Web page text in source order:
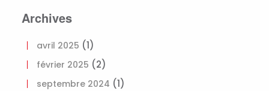
Archives
avril 2025 (1)
février 2025 (2)
septembre 2024 (1)